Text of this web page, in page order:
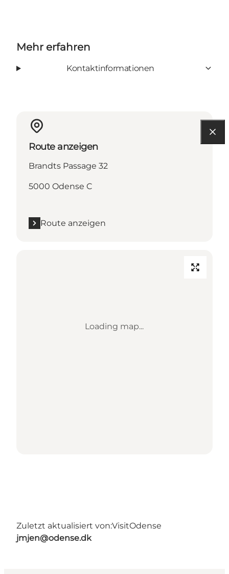
Mehr erfahren
Kontaktinformationen
Route anzeigen
Brandts Passage 32
5000 Odense C
Route anzeigen
Loading map...
Zuletzt aktualisiert von:VisitOdense
jmjen@odense.dk